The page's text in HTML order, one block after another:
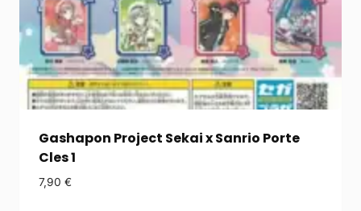
Gashapon Project Sekai x Sanrio Porte
Cles 1
7,90 €